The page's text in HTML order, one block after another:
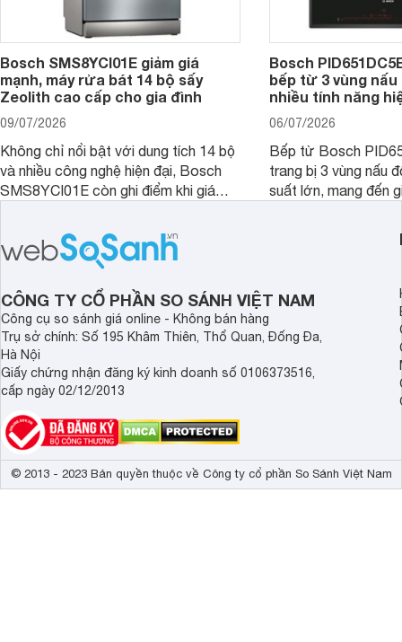
Bosch SMS8YCI01E giảm giá
mạnh, máy rửa bát 14 bộ sấy
Zeolith cao cấp cho gia đình
09/07/2026
Không chỉ nổi bật với dung tích 14 bộ
và nhiều công nghệ hiện đại, Bosch
SMS8YCI01E còn ghi điểm khi giá
thời điểm mới mở bán, mang lại tỷ lệ
giá trị/chi phí hấp dẫn hơn cho người
dùng đang tìm kiếm một mẫu máy rửa
bát cao cấp.
Bosch
bếp từ 3 vùng
nhiều tính năng
06/07/2026
Bếp từ Bosch
trang bị 3 vùng nấu
suất lớn, mang đến
CÔNG TY CỔ PHẦN SO SÁNH VIỆT NAM
Công cụ so sánh giá online - Không bán hàng
Trụ sở chính: Số 195 Khâm Thiên, Thổ Quan, Đống Đa,
Hà Nội
Giấy chứng nhận đăng ký kinh doanh số 0106373516,
cấp ngày 02/12/2013
© 2013 - 2023 Bản quyền thuộc về Công ty cổ phần So Sánh Việt Nam